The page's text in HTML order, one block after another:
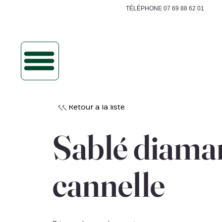
TÉLÉPHONE 07 69 88 62 01
Retour à la liste
Sablé
cannelle